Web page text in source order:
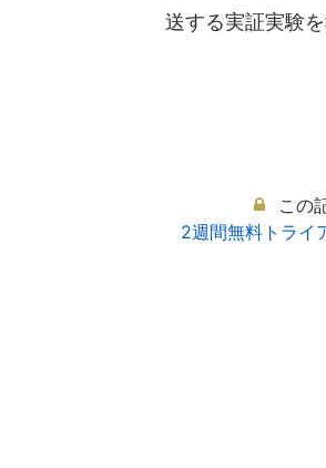
送する実証実験
この
2週間無料トライ